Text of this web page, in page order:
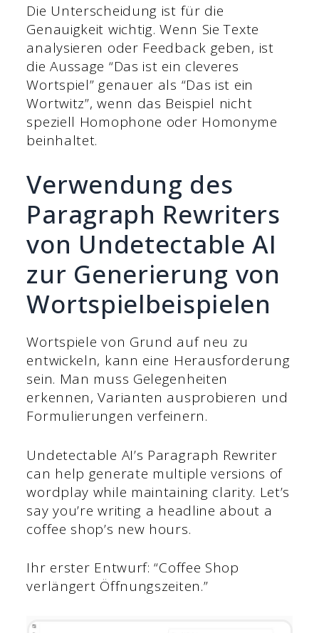
Die Unterscheidung ist für die
Genauigkeit wichtig. Wenn Sie Texte
analysieren oder Feedback geben, ist
die Aussage “Das ist ein cleveres
Wortspiel” genauer als “Das ist ein
Wortwitz”, wenn das Beispiel nicht
speziell Homophone oder Homonyme
beinhaltet.
Verwendung des
Paragraph Rewriters
von Undetectable AI
zur Generierung von
Wortspielbeispielen
Wortspiele von Grund auf neu zu
entwickeln, kann eine Herausforderung
sein. Man muss Gelegenheiten
erkennen, Varianten ausprobieren und
Formulierungen verfeinern.
Undetectable AI’s Paragraph Rewriter
can help generate multiple versions of
wordplay while maintaining clarity. Let’s
say you’re writing a headline about a
coffee shop’s new hours.
Ihr erster Entwurf: “Coffee Shop
verlängert Öffnungszeiten.”